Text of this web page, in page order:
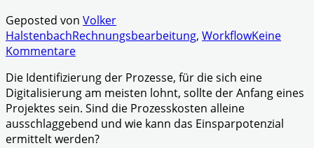
Geposted von Volker
HalstenbachRechnungsbearbeitung, WorkflowKeine
Kommentare
Die Identifizierung der Prozesse, für die sich eine
Digitalisierung am meisten lohnt, sollte der Anfang eines
Projektes sein. Sind die Prozesskosten alleine
ausschlaggebend und wie kann das Einsparpotenzial
ermittelt werden?